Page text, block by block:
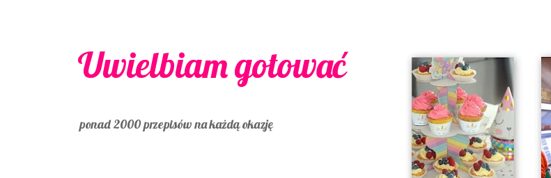
Uwielbiam gotować
ponad 2000 przepisów na każdą okazję